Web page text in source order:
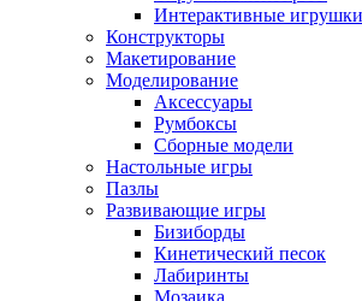
Интерактивные игрушки
Конструкторы
Макетирование
Моделирование
Аксессуары
Румбоксы
Сборные модели
Настольные игры
Пазлы
Развивающие игры
Бизиборды
Кинетический песок
Лабиринты
Мозаика